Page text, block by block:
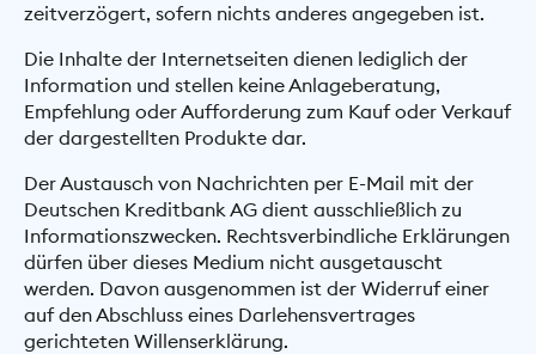
zeitverzögert, sofern nichts anderes angegeben ist.
Die Inhalte der Internetseiten dienen lediglich der
Information und stellen keine Anlageberatung,
Empfehlung oder Aufforderung zum Kauf oder Verkauf
der dargestellten Produkte dar.
Der Austausch von Nachrichten per E-Mail mit der
Deutschen Kreditbank AG dient ausschließlich zu
Informationszwecken. Rechtsverbindliche Erklärungen
dürfen über dieses Medium nicht ausgetauscht
werden. Davon ausgenommen ist der Widerruf einer
auf den Abschluss eines Darlehensvertrages
gerichteten Willenserklärung.